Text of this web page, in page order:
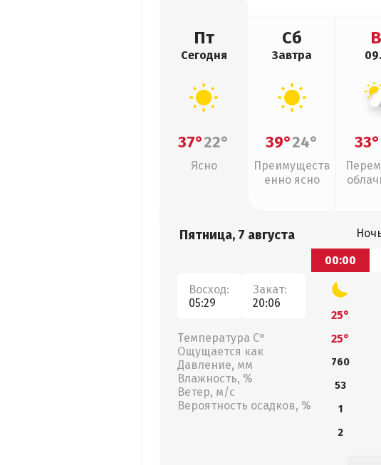
Пт
Сегодня
37°22°
Ясно
Сб
Завтра
39°24°
Преимуществ
енно ясно
33°
Пятница, 7 августа
Восход:
05:29
Закат:
20:06
Температура С°
Ощущается как
Давление, мм
Влажность, %
Ветер, м/с
Вероятность осадков, %
00:00
25°
25°
760
53
1
2